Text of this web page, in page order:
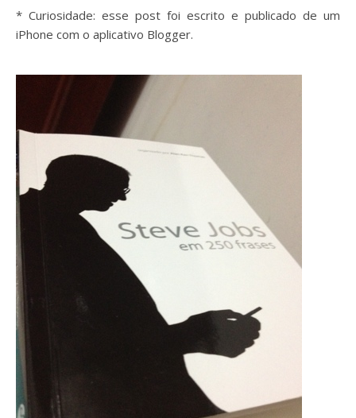
* Curiosidade: esse post foi escrito e publicado de um
iPhone com o aplicativo Blogger.